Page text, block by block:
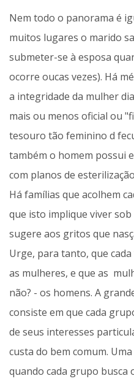
Nem todo o panorama é
muitos lugares o marido
submeter-se à esposa
ocorre oucas vezes). Há
a integridade da mulher
mais ou menos oficial ou
tesouro tão feminino d
também o homem possui
com planos de
Há famílias que acolhem
que isto implique viver
sugere aos gritos que
Urge, para tanto, que
as mulheres, e que as
não? - os homens. A
consiste em que cada
de seus interesses
custa do bem comum.
quando cada grupo busca